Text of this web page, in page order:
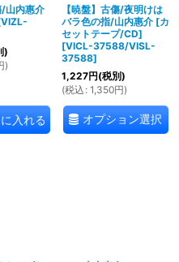
/山内惠介
VIZL-
)
)
入れる
【暁盤】古傷/夜明けは
バラ色の指/山内惠介 [カ
セットテープ/CD]
[VICL-37588/VISL-
37588]
1,227円(税別)
(税込 : 1,350円)
オプション選択